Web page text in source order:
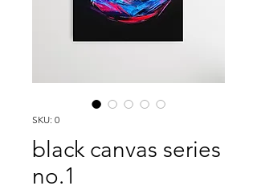
SKU: 0
black canvas series
no.1